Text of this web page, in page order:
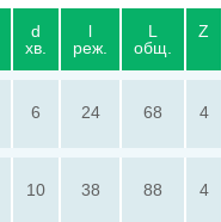
d
хв.
l
реж.
L
общ.
Z
6 24 68 4
10 38 88 4